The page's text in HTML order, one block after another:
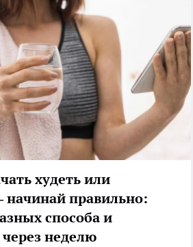
худеть или
правильно:
способа и
через неделю